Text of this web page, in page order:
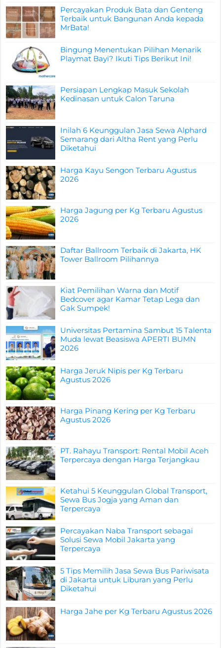
Percayakan Produk Bata dan Genteng
Terbaik untuk Bangunan Anda kepada
MrBata!
Bingung Menentukan Pilihan Menarik
Playmat Bayi? Ikuti Tips Berikut Ini!
Persiapan Lengkap Masuk Sekolah
Kedinasan untuk Calon Taruna
Inilah 6 Keunggulan Jasa Sewa Alphard
Semarang dari Altha Rent yang Perlu
Diketahui
Harga Kayu Sengon Terbaru Agustus
2026
Harga Jagung per Kg Terbaru Agustus
2026
Daftar Ballroom Terbaik di Jakarta, HK
Tower Ballroom Pilihannya
Kiat Pemilihan Warna dan Motif
Bedcover agar Kamar Tetap Lega dan
Gak Sumpek!
Universitas Pertamina Sambut 15 Talenta
Muda lewat Beasiswa APERTI BUMN
2026
Harga Jeruk Nipis per Kg Terbaru
Agustus 2026
Harga Pinang Kering per Kg Terbaru
Agustus 2026
PT. Rahayu Transport: Rental Mobil Aceh
Terpercaya dengan Harga Terjangkau
Ketahui 5 Keunggulan Global Transport,
Sewa Bus Jogja yang Aman dan
Terpercaya
Percayakan Naba Transport sebagai
Solusi Sewa Mobil Jakarta yang
Terpercaya
5 Tips Memilih Jasa Sewa Bus Pariwisata
di Jakarta untuk Liburan yang Perlu
Diketahui
Harga Jahe per Kg Terbaru Agustus 2026